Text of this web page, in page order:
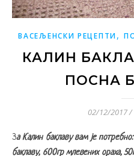
ВАСЕЉЕНСКИ РЕЦЕПТИ,
КАЛИН
ПОСНА
02/12/2017/
За Калин баклаву вам је потребно: паковање од 500гр танких кора за
баклаву, 600гр млевених ораха,